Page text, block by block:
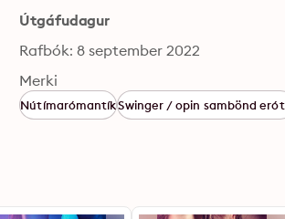
Útgáfudagur
Rafbók: 8 september 2022
Merki
NútímarómantíkSwinger / opin sambönd